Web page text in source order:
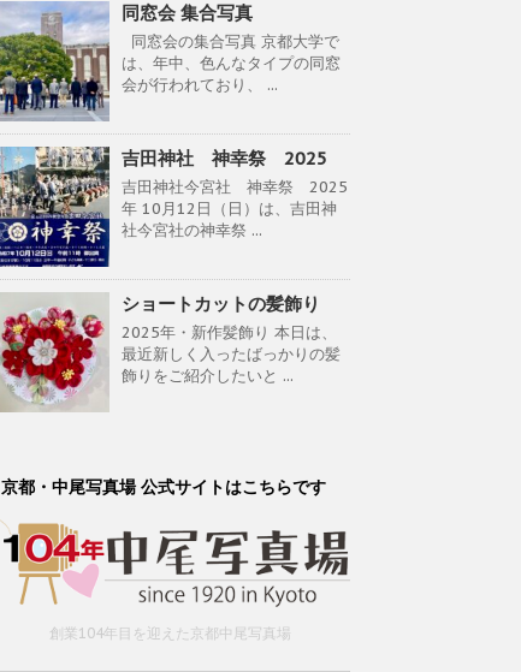
同窓会 集合写真
同窓会の集合写真 京都大学で
は、年中、色んなタイプの同窓
会が行われており、 ...
吉田神社 神幸祭 2025
吉田神社今宮社 神幸祭 2025
年 10月12日（日）は、吉田神
社今宮社の神幸祭 ...
ショートカットの髪飾り
2025年・新作髪飾り 本日は、
最近新しく入ったばっかりの髪
飾りをご紹介したいと ...
京都・中尾写真場 公式サイトはこちらです
創業104年目を迎えた京都中尾写真場